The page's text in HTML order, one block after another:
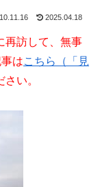
2025.04.18
再訪して、無事
はこちら（「見
い。